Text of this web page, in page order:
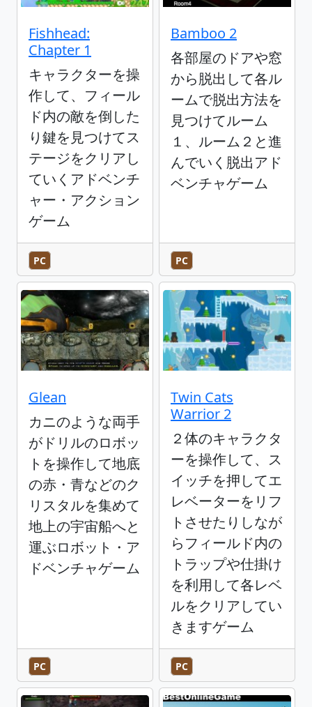
Fishhead:
Chapter 1
キャラクターを操
作して、フィール
ド内の敵を倒した
り鍵を見つけてス
テージをクリアし
ていくアドベンチ
ャー・アクション
ゲーム
PC
Bamboo 2
各部屋のドアや窓
から脱出して各ル
ームで脱出方法を
見つけてルーム
１、ルーム２と進
んでいく脱出アド
ベンチャゲーム
PC
Glean
カニのような両手
がドリルのロボッ
トを操作して地底
の赤・青などのク
リスタルを集めて
地上の宇宙船へと
運ぶロボット・ア
ドベンチャゲーム
PC
Twin Cats
Warrior 2
２体のキャラクタ
ーを操作して、ス
イッチを押してエ
レベーターをリフ
トさせたりしなが
らフィールド内の
トラップや仕掛け
を利用して各レベ
ルをクリアしてい
きますゲーム
PC